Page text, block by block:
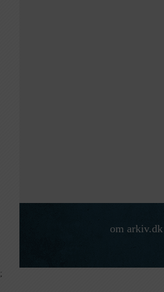
om arkiv.dk
;